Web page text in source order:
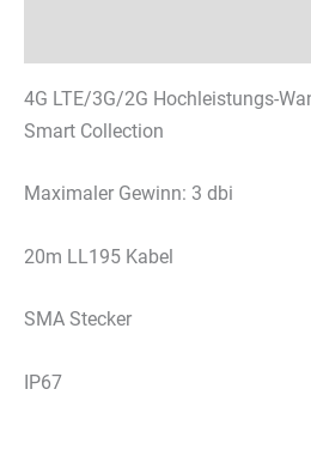
4G LTE/3G/2G Hochleistungs-
Smart Collection
Maximaler Gewinn: 3 dbi
20m LL195 Kabel
SMA Stecker
IP67